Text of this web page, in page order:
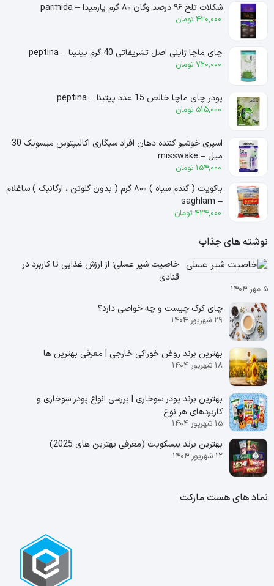
شکلات تلخ ۹۶ درصد وگان ۸۰ گرم پارمیدا – parmida
420,000 تومان
چای ماچا ژاپنی اصل تشریفاتی 40 گرم پپتینا – peptina
720,000 تومان
پودر چای ماچا خالص 15 عدد پپتینا – peptina
515,000 تومان
اسپری خوشبو کننده دهان افراد سیگاری اکالیپتوس میسویک 30
میل – misswake
154,000 تومان
باکویت ( گندم سیاه ) ۸۰۰ گرم ( بدون گلوتن ، ارگانیک ) ساغلام
– saghlam
424,000 تومان
نوشته های جذاب
خاصیت شیر عسلی؛ از ارزش غذایی تا کاربرد در
قنادی
۵ مهر ۱۴۰۴
چای کرک چیست و چه خواصی دارد؟
۲۹ شهریور ۱۴۰۴
بهترین برند روغن خوراکی خارجی | معرفی بهترین ها
۱۸ شهریور ۱۴۰۴
بهترین برند پودر سوخاری | بررسی انواع پودر سوخاری و
کاربردهای هر نوع
۱۵ شهریور ۱۴۰۴
بهترین برند بیسکویت (معرفی بهترین‌ های 2025)
۱۲ شهریور ۱۴۰۴
نماد های هست مارکت